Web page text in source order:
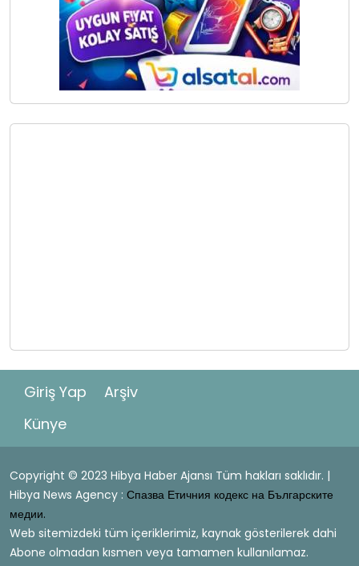
Giriş Yap
Arşiv
Künye
Copyright © 2023 Hibya Haber Ajansı Tüm hakları saklıdır. |
Hibya News Agency : Спазва Етичния кодекс на Българските
медии.
Web sitemizdeki tüm içeriklerimiz, kaynak gösterilerek dahi
Abone olmadan kısmen veya tamamen kullanılamaz.